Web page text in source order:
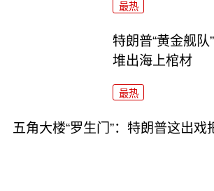
最热
特朗普“黄金舰
堆出海上棺材
最热
五角大楼“罗生门”：特朗普这出戏